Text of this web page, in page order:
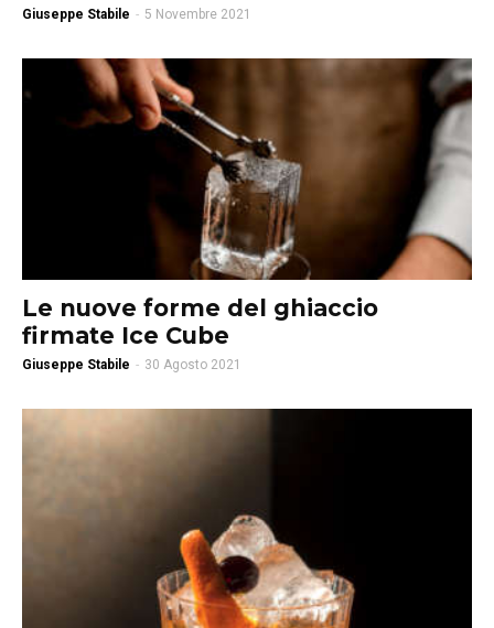
Giuseppe Stabile - 5 Novembre 2021
Le nuove forme del ghiaccio
firmate Ice Cube
Giuseppe Stabile - 30 Agosto 2021